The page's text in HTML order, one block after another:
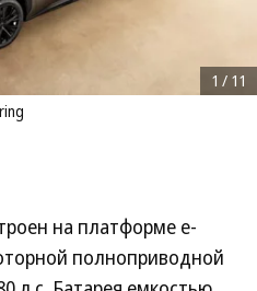
1 / 11
на платформе e-
полноприводной